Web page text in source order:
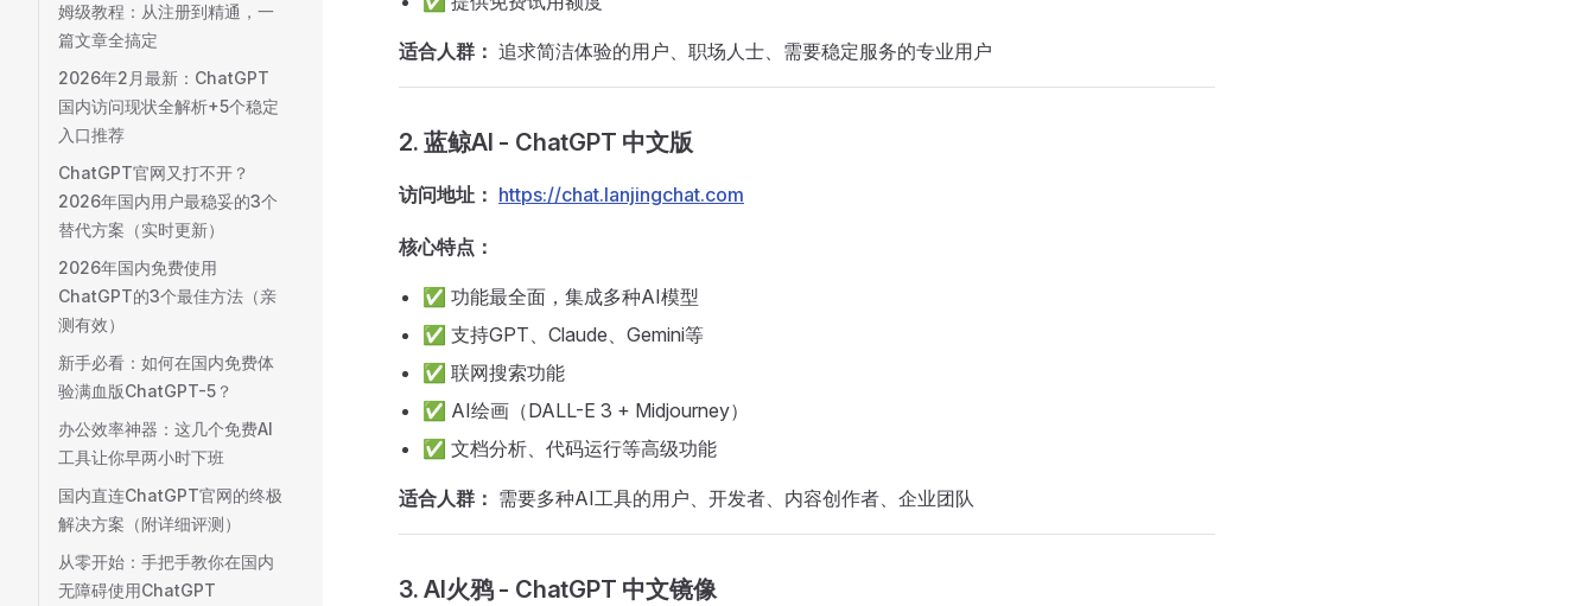
姆级教程：从注册到精通，一
篇文章全搞定
2026年2月最新：ChatGPT
国内访问现状全解析+5个稳定
入口推荐
ChatGPT官网又打不开？
2026年国内用户最稳妥的3个
替代方案（实时更新）
2026年国内免费使用
ChatGPT的3个最佳方法（亲
测有效）
新手必看：如何在国内免费体
验满血版ChatGPT-5？
办公效率神器：这几个免费AI
工具让你早两小时下班
国内直连ChatGPT官网的终极
解决方案（附详细评测）
从零开始：手把手教你在国内
无障碍使用ChatGPT
适合人群： 追求简洁体验的用户、职场人士、需要稳定服务的专业用户
2. 蓝鲸AI - ChatGPT 中文版
访问地址： https://chat.lanjingchat.com
核心特点：
✅ 功能最全面，集成多种AI模型
✅ 支持GPT、Claude、Gemini等
✅ 联网搜索功能
✅ AI绘画（DALL-E 3 + Midjourney）
✅ 文档分析、代码运行等高级功能
适合人群： 需要多种AI工具的用户、开发者、内容创作者、企业团队
3. AI火鸦 - ChatGPT 中文镜像